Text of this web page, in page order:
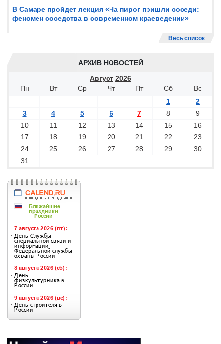
В Самаре пройдет лекция «На пирог пришли соседи:
феномен соседства в современном краеведении»
Весь список
АРХИВ НОВОСТЕЙ
Август 2026
Пн
Вт Ср Чт Пт Сб
Вс
1
2
3
4 5 6 7 8
9
10
11 12 13 14 15
16
17
18 19 20 21 22
23
24
25 26 27 28 29
30
31